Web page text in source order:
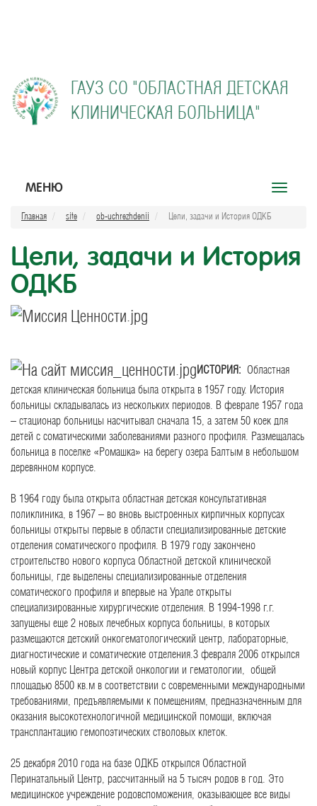
ГАУЗ СО "ОБЛАСТНАЯ ДЕТСКАЯ
КЛИНИЧЕСКАЯ БОЛЬНИЦА"
Открыть
МЕНЮ
Главная site ob-uchrezhdenii Цели, задачи и История ОДКБ
Цели, задачи и История
ОДКБ
ИСТОРИЯ: Областная
детская клиническая больница была открыта в 1957 году. История
больницы складывалась из нескольких периодов. В феврале 1957 года
– стационар больницы насчитывал сначала 15, а затем 50 коек для
детей с соматическими заболеваниями разного профиля. Размещалась
больница в поселке «Ромашка» на берегу озера Балтым в небольшом
деревянном корпусе.
В 1964 году была открыта областная детская консультативная
поликлиника, в 1967 – во вновь выстроенных кирпичных корпусах
больницы открыты первые в области специализированные детские
отделения соматического профиля. В 1979 году закончено
строительство нового корпуса Областной детской клинической
больницы, где выделены специализированные отделения
соматического профиля и впервые на Урале открыты
специализированные хирургические отделения. В 1994-1998 г.г.
запущены еще 2 новых лечебных корпуса больницы, в которых
размещаются детский онкогематологический центр, лабораторные,
диагностические и соматические отделения.3 февраля 2006 открылся
новый корпус Центра детской онкологии и гематологии, общей
площадью 8500 кв.м в соответствии с современными международными
требованиями, предъявляемыми к помещениям, предназначенным для
оказания высокотехнологичной медицинской помощи, включая
трансплантацию гемопоэтических стволовых клеток.
25 декабря 2010 года на базе ОДКБ открылся Областной
Перинатальный Центр, рассчитанный на 5 тысяч родов в год. Это
медицинское учреждение родовспоможения, оказывающее все виды